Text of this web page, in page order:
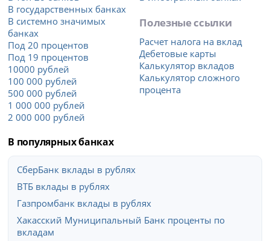
В государственных банках
В системно значимых
банках
Под 20 процентов
Под 19 процентов
10000 рублей
100 000 рублей
500 000 рублей
1 000 000 рублей
2 000 000 рублей
Полезные ссылки
Расчет налога на вклад
Дебетовые карты
Калькулятор вкладов
Калькулятор сложного
процента
В популярных банках
СберБанк вклады в рублях
ВТБ вклады в рублях
Газпромбанк вклады в рублях
Хакасский Муниципальный Банк проценты по
вкладам